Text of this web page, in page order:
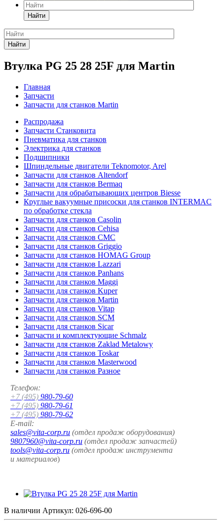
Найти
Найти
Втулка PG 25 28 25F для Martin
Главная
Запчасти
Запчасти для станков Martin
Распродажа
Запчасти Станковита
Пневматика для станков
Электрика для станков
Подшипники
Шпиндельные двигатели Teknomotor, Arel
Запчасти для станков Altendorf
Запчасти для станков Bermaq
Запчасти для обрабатывающих центров Biesse
Круглые вакуумные присоски для станков INTERMAC
по обработке стекла
Запчасти для станков Casolin
Запчасти для станков Cehisa
Запчасти для станков CMC
Запчасти для станков Griggio
Запчасти для станков HOMAG Group
Запчасти для станков Lazzari
Запчасти для станков Panhans
Запчасти для станков Maggi
Запчасти для станков Kuper
Запчасти для станков Martin
Запчасти для станков Vitap
Запчасти для станков SCM
Запчасти для станков Sicar
Запчасти и комплектующие Schmalz
Запчасти для станков Zaklad Metalowy
Запчасти для станков Toskar
Запчасти для станков Masterwood
Запчасти для станков Разное
Телефон:
+7 (495) 980-79-60
+7 (495) 980-79-61
+7 (495) 980-79-62
E-mail:
sales@vita-corp.ru (отдел продаж оборудования)
9807960@vita-corp.ru (отдел продаж запчастей)
tools@vita-corp.ru (отдел продаж инструмента
и материалов)
В наличии Артикул: 026-696-00